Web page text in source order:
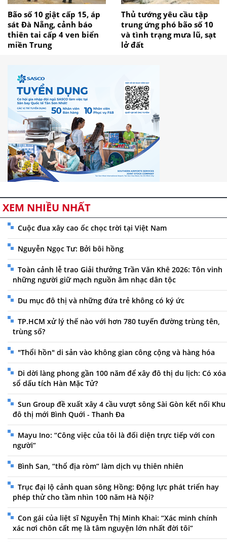
Bão số 10 giật cấp 15, áp
sát Đà Nẵng, cảnh báo
thiên tai cấp 4 ven biển
miền Trung
Thủ tướng yêu cầu tập
trung ứng phó bão số 10
và tình trạng mưa lũ, sạt
lở đất
XEM NHIỀU NHẤT
Cuộc đua xây cao ốc chọc trời tại Việt Nam
Nguyễn Ngọc Tư: Bởi bôi hồng
Toàn cảnh lễ trao Giải thưởng Trần Văn Khê 2026: Tôn vinh
những người giữ mạch nguồn âm nhạc dân tộc
Du mục đô thị và những đứa trẻ không có ký ức
TP.HCM xử lý thế nào với hơn 780 tuyến đường trùng tên,
trùng số?
"Thổi hồn" di sản vào không gian công cộng và hàng hóa
Di dời làng phong gần 100 năm để xây đô thị du lịch: Có xóa
sổ dấu tích Hàn Mặc Tử?
Sun Group đề xuất xây 4 cầu vượt sông Sài Gòn kết nối Khu
đô thị mới Bình Quới - Thanh Đa
Mayu Ino: “Công việc của tôi là đối diện trực tiếp với con
người”
Bình San, “thổ địa ròm” làm dịch vụ thiên nhiên
Trục đại lộ cảnh quan sông Hồng: Động lực phát triển hay
phép thử cho tầm nhìn 100 năm Hà Nội?
Con gái của liệt sĩ Nguyễn Thị Minh Khai: “Xác minh chính
xác nơi chôn cất mẹ là tâm nguyện lớn nhất đời tôi”